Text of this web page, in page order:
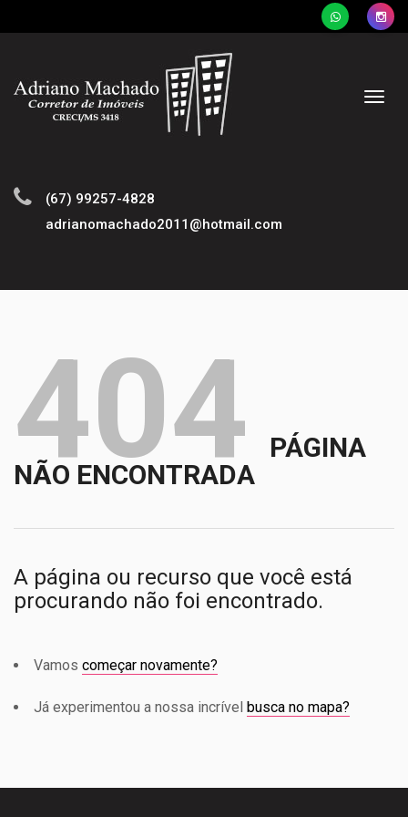
(67) 99257-4828
adrianomachado2011@hotmail.com
404
PÁGINA
NÃO ENCONTRADA
A página ou recurso que você está
procurando não foi encontrado.
Vamos começar novamente?
Já experimentou a nossa incrível busca no mapa?